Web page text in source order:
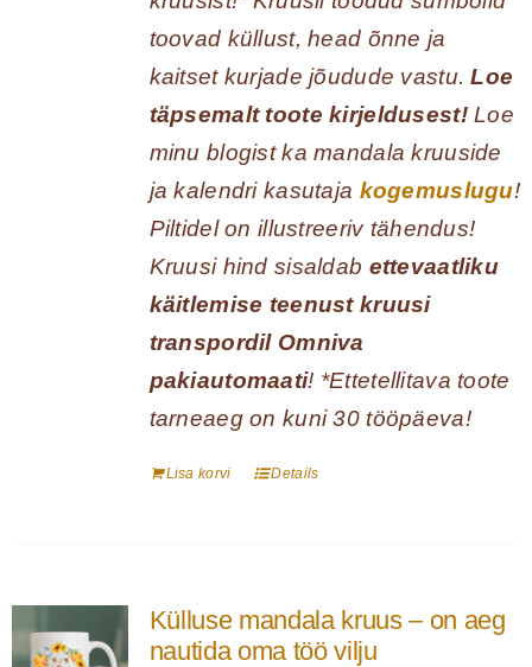
toovad küllust, head õnne ja
kaitset kurjade jõudude vastu.Loe
täpsemalt toote kirjeldusest!Loe
minu blogist ka mandala kruuside
ja kalendri kasutaja kogemuslugu!
Piltidel on illustreeriv tähendus!
Kruusi hind sisaldab ettevaatliku
käitlemise teenust kruusi
transpordil Omniva
pakiautomaati! *Ettetellitava toote
tarneaeg on kuni 30 tööpäeva!
Lisa korvi Details
Külluse mandala kruus – on aeg
nautida oma töö vilju